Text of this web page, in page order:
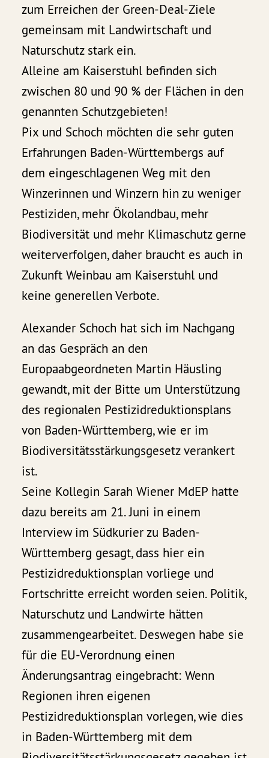
zum Erreichen der Green-Deal-Ziele
gemeinsam mit Landwirtschaft und
Naturschutz stark ein.
Alleine am Kaiserstuhl befinden sich
zwischen 80 und 90 % der Flächen in den
genannten Schutzgebieten!
Pix und Schoch möchten die sehr guten
Erfahrungen Baden-Württembergs auf
dem eingeschlagenen Weg mit den
Winzerinnen und Winzern hin zu weniger
Pestiziden, mehr Ökolandbau, mehr
Biodiversität und mehr Klimaschutz gerne
weiterverfolgen, daher braucht es auch in
Zukunft Weinbau am Kaiserstuhl und
keine generellen Verbote.
Alexander Schoch hat sich im Nachgang
an das Gespräch an den
Europaabgeordneten Martin Häusling
gewandt, mit der Bitte um Unterstützung
des regionalen Pestizidreduktionsplans
von Baden-Württemberg, wie er im
Biodiversitätsstärkungsgesetz verankert
ist.
Seine Kollegin Sarah Wiener MdEP hatte
dazu bereits am 21. Juni in einem
Interview im Südkurier zu Baden-
Württemberg gesagt, dass hier ein
Pestizidreduktionsplan vorliege und
Fortschritte erreicht worden seien. Politik,
Naturschutz und Landwirte hätten
zusammengearbeitet. Deswegen habe sie
für die EU-Verordnung einen
Änderungsantrag eingebracht: Wenn
Regionen ihren eigenen
Pestizidreduktionsplan vorlegen, wie dies
in Baden-Württemberg mit dem